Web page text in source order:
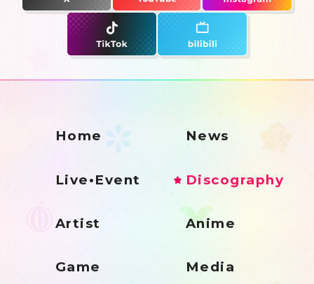
Home News
Live•Event Discography
Artist Anime
Game Media